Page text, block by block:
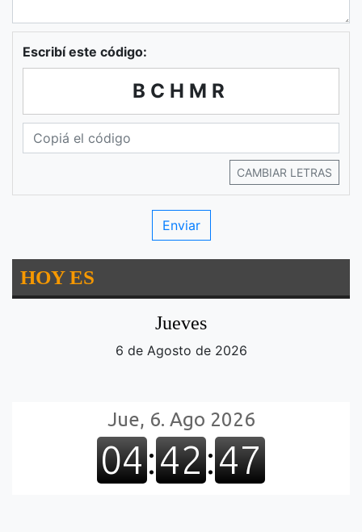
Escribí este código:
BCHMR
CAMBIAR LETRAS
HOY ES
Jueves
6 de Agosto de 2026